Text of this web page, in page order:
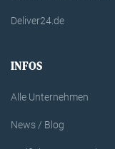
Deliver24.de
INFOS
Alle Unternehmen
News / Blog